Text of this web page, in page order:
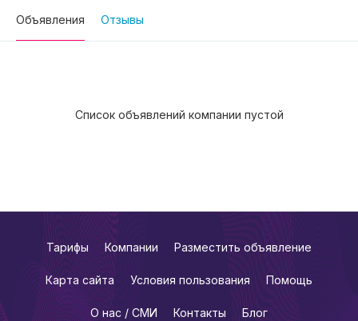
Объявления Отзывы
Список объявлений компании пустой
Тарифы Компании Разместить объявление
Карта сайта Условия пользования Помощь
О нас / СМИ Контакты Блог